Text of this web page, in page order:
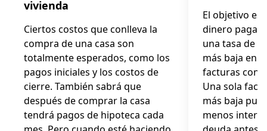
vivienda
Ciertos costos que conlleva la
compra de una casa son
totalmente esperados, como los
pagos iniciales y los costos de
cierre. También sabrá que
después de comprar la casa
tendrá pagos de hipoteca cada
El objetivo
dinero
una tasa de
más baja en
facturas con
Una sola
más baja
menos